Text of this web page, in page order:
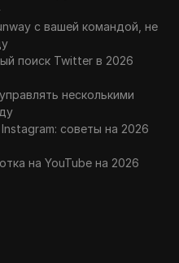
с вашей командой, не
поиск Twitter в 2026
несколькими
советы на 2026
на YouTube на 2026